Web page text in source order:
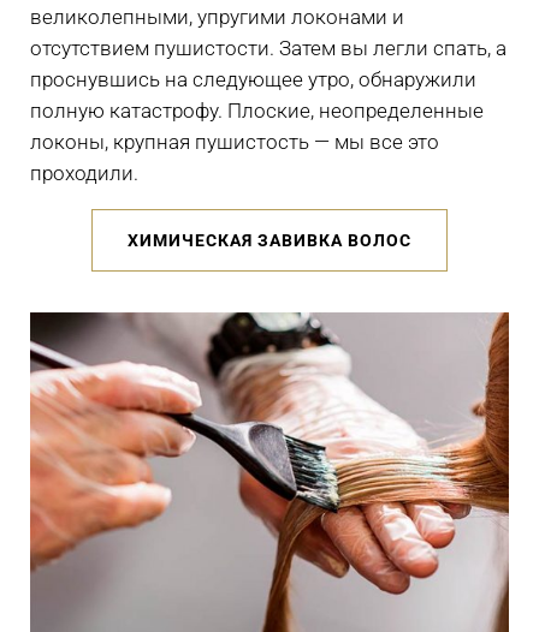
великолепными, упругими локонами и
отсутствием пушистости. Затем вы легли спать, а
проснувшись на следующее утро, обнаружили
полную катастрофу. Плоские, неопределенные
локоны, крупная пушистость — мы все это
проходили.
ХИМИЧЕСКАЯ ЗАВИВКА ВОЛОС